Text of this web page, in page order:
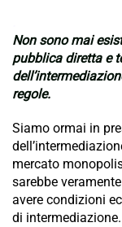
Non sono mai
pubblica diretta e
regole.
Siamo ormai in
mercato
sarebbe
avere condizioni
di